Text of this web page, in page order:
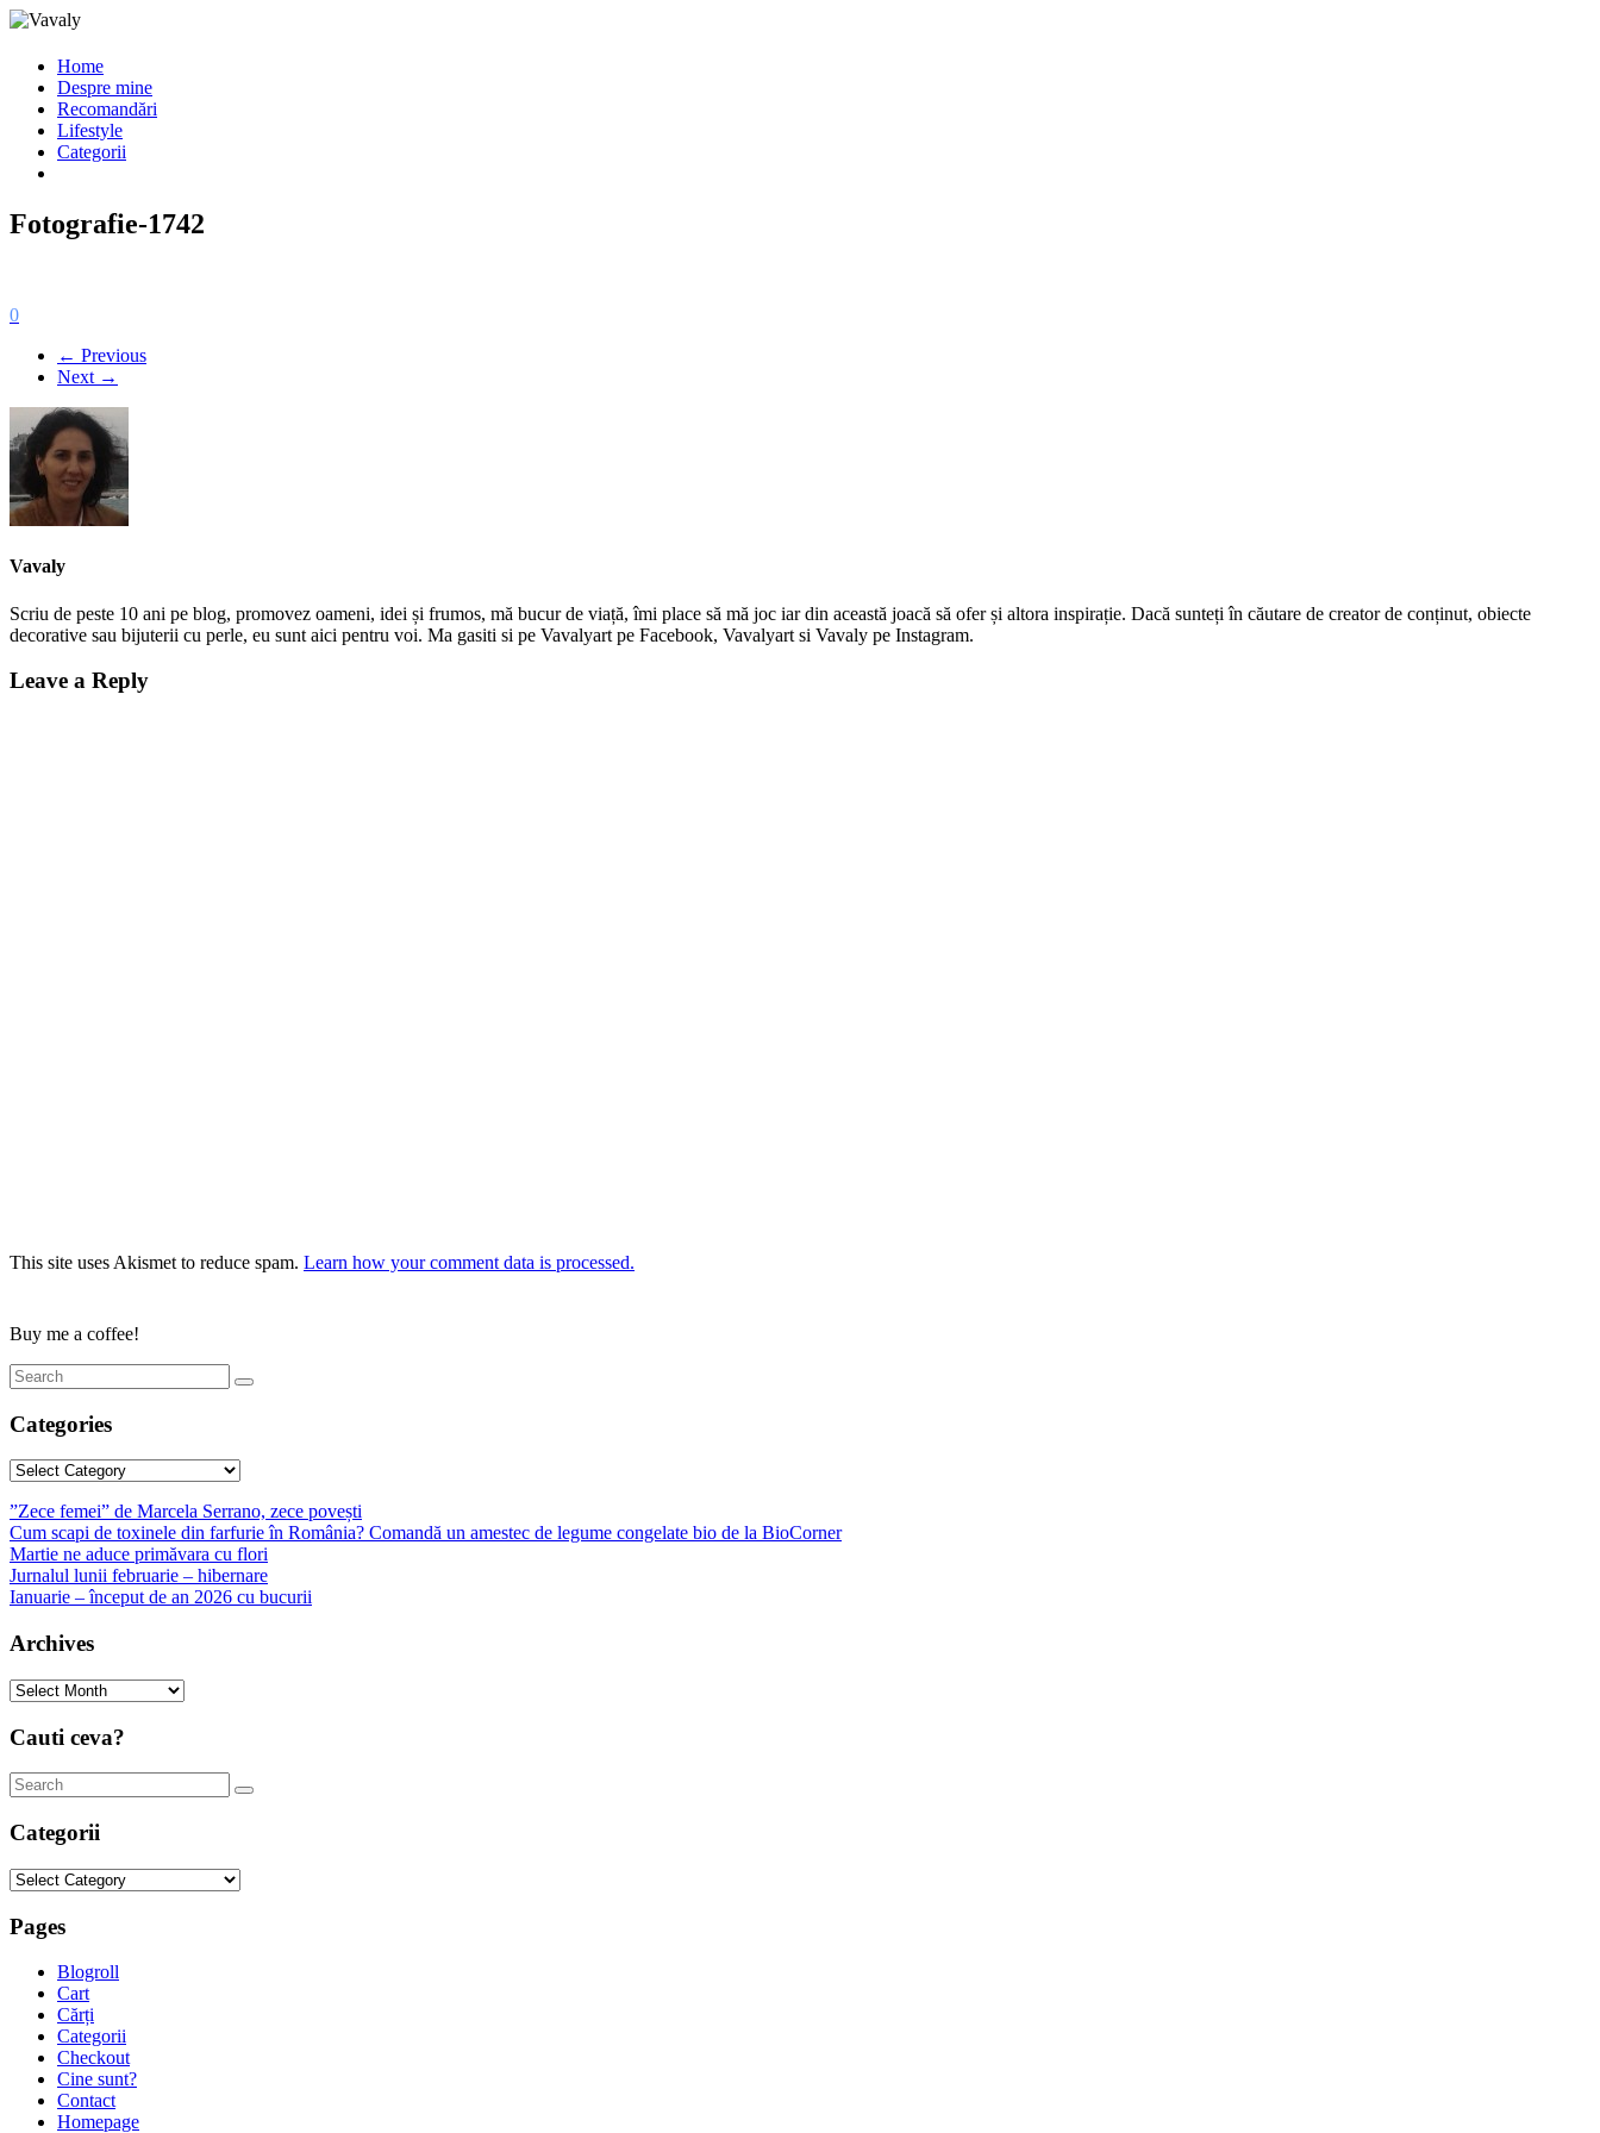
Home
Despre mine
Recomandări
Lifestyle
Categorii
Fotografie-1742
0
← Previous
Next →
Vavaly
Scriu de peste 10 ani pe blog, promovez oameni, idei și frumos, mă bucur de viață, îmi place să mă joc iar din această joacă să ofer și altora inspirație. Dacă sunteți în căutare de creator de conținut, obiecte
decorative sau bijuterii cu perle, eu sunt aici pentru voi. Ma gasiti si pe Vavalyart pe Facebook, Vavalyart si Vavaly pe Instagram.
Leave a Reply
This site uses Akismet to reduce spam. Learn how your comment data is processed.
Buy me a coffee!
Categories
Categories
”Zece femei” de Marcela Serrano, zece povești
Cum scapi de toxinele din farfurie în România? Comandă un amestec de legume congelate bio de la BioCorner
Martie ne aduce primăvara cu flori
Jurnalul lunii februarie – hibernare
Ianuarie – început de an 2026 cu bucurii
Archives
Archives
Cauti ceva?
Categorii
Categorii
Pages
Blogroll
Cart
Cărți
Categorii
Checkout
Cine sunt?
Contact
Homepage